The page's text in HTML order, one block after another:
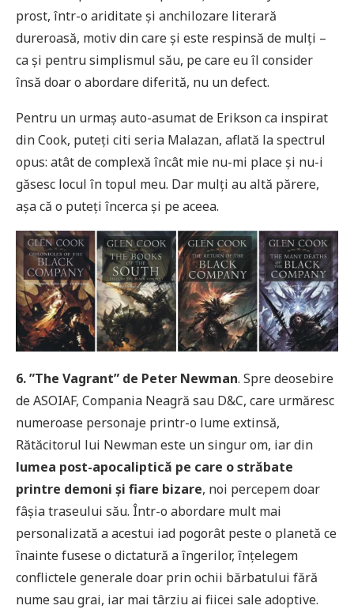
prost, într-o ariditate și anchilozare literară
dureroasă, motiv din care și este respinsă de mulți –
ca și pentru simplismul său, pe care eu îl consider
însă doar o abordare diferită, nu un defect.
Pentru un urmaș auto-asumat de Erikson ca inspirat
din Cook, puteți citi seria Malazan, aflată la spectrul
opus: atât de complexă încât mie nu-mi place și nu-i
găsesc locul în topul meu. Dar mulți au altă părere,
așa că o puteți încerca și pe aceea.
6. ”The Vagrant” de Peter Newman. Spre deosebire
de ASOIAF, Compania Neagră sau D&C, care urmăresc
numeroase personaje printr-o lume extinsă,
Rătăcitorul lui Newman este un singur om, iar din
lumea post-apocaliptică pe care o străbate
printre demoni și fiare bizare, noi percepem doar
fâșia traseului său. Într-o abordare mult mai
personalizată a acestui iad pogorât peste o planetă ce
înainte fusese o dictatură a îngerilor, înțelegem
conflictele generale doar prin ochii bărbatului fără
nume sau grai, iar mai târziu ai fiicei sale adoptive.